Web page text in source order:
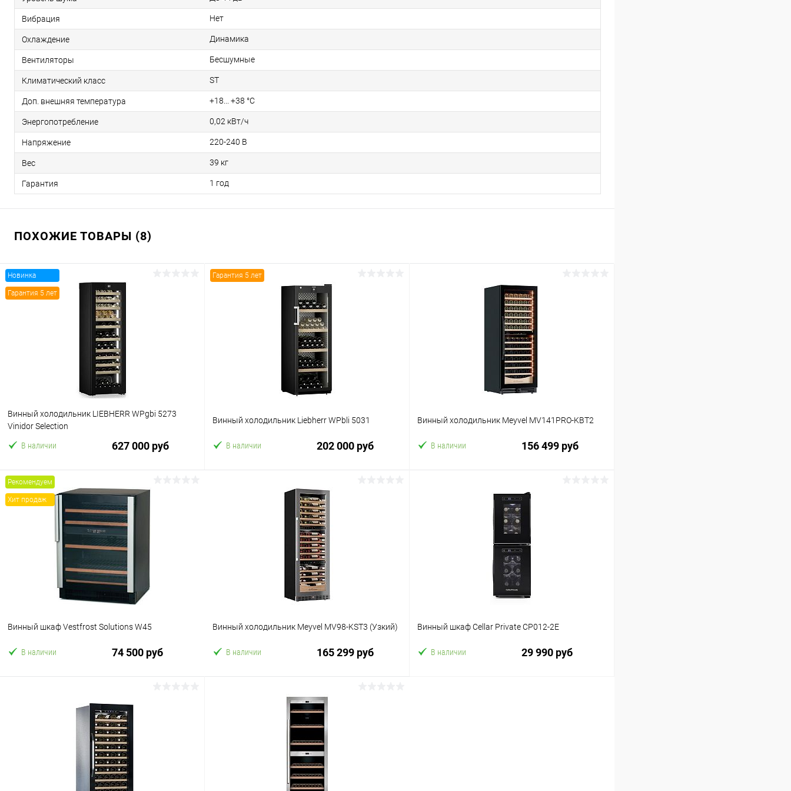
Вибрация Нет
Охлаждение Динамика
Вентиляторы Бесшумные
Климатический класс ST
Доп. внешняя температура +18... +38 °С
Энергопотребление 0,02 кВт/ч
Напряжение 220-240 В
Вес 39 кг
Гарантия 1 год
ПОХОЖИЕ ТОВАРЫ (8)
Новинка
Гарантия 5 лет
Винный холодильник LIEBHERR WPgbi 5273
Vinidor Selection
В наличии 627 000 руб
В корзину
Купить в 1 клик Сравнение
В избранное
Гарантия 5 лет
Винный холодильник Liebherr WPbli 5031
В наличии 202 000 руб
В корзину
Винный холодильник Meyvel MV141PRO-KBT2
В наличии 156 499 руб
В корзину
Рекомендуем
Хит продаж
Винный шкаф Vestfrost Solutions W45
В наличии 74 500 руб
В корзину
Сравнение
Винный холодильник Meyvel MV98-KST3 (Узкий)
В наличии 165 299 руб
В корзину
Винный шкаф Cellar Private CP012-2E
В наличии 29 990 руб